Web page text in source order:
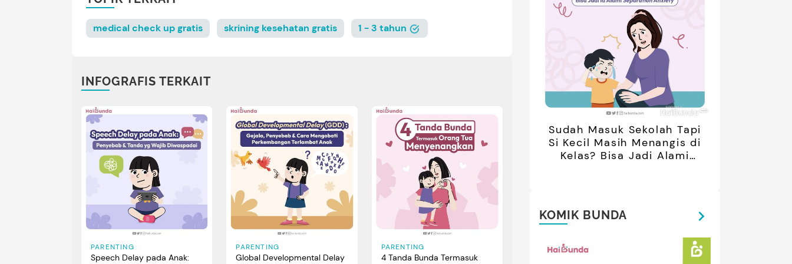
medical check up gratis skrining kesehatan gratis 1 - 3 tahun
INFOGRAFIS TERKAIT
PARENTING
Speech Delay pada Anak:
PARENTING
Global Developmental Delay
PARENTING
4 Tanda Bunda Termasuk
Sudah Masuk Sekolah Tapi
Si Kecil Masih Menangis di
Kelas? Bisa Jadi Alami
KOMIK BUNDA